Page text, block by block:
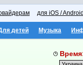
для iOS /
детей Музыка